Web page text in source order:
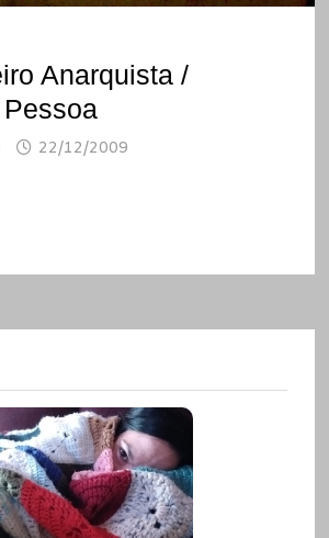
Anarquista /
22/12/2009